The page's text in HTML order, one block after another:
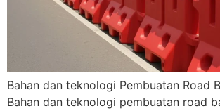
Bahan dan teknologi Pembuatan Road
Bahan dan teknologi pembuatan road